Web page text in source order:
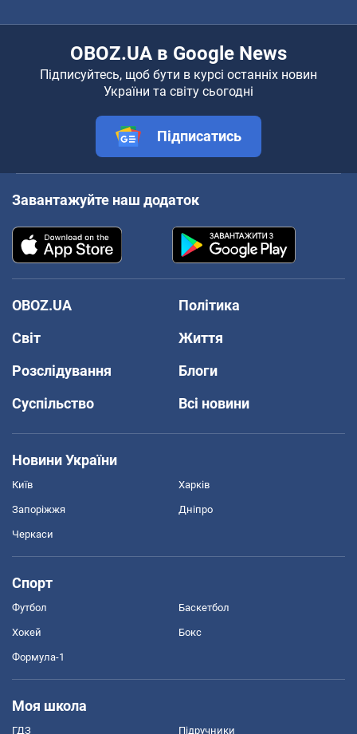
OBOZ.UA в Google News
Підписуйтесь, щоб бути в курсі останніх новин
України та світу сьогодні
Підписатись
Завантажуйте наш додаток
OBOZ.UA
Політика
Світ
Життя
Розслідування
Блоги
Суспільство
Всі новини
Новини України
Київ Харків
Запоріжжя Дніпро
Черкаси
Спорт
Футбол Баскетбол
Хокей Бокс
Формула-1
Моя школа
ГДЗ Підручники